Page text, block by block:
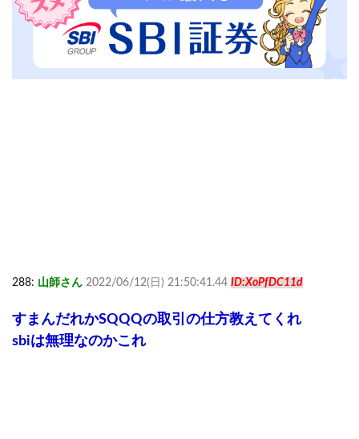
288: 山師さん 2022/06/12(日) 21:50:41.44 ID:XoPfDC11d
すまんだれかSQQQの取引の仕方教えてくれ
sbiは無理なのかこれ